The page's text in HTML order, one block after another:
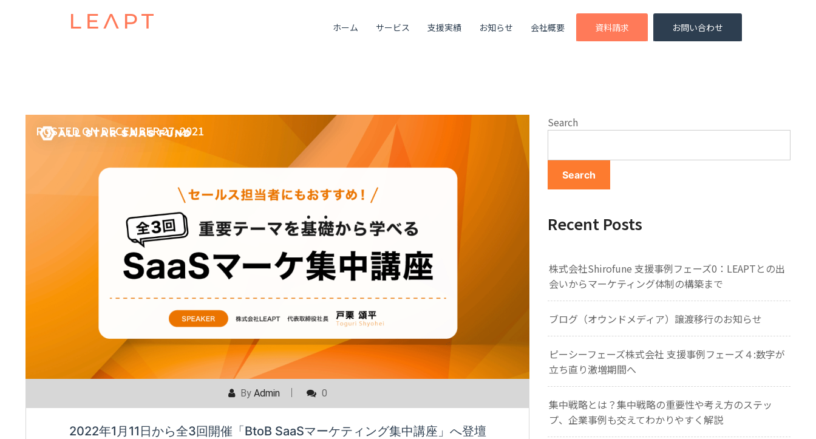
ホーム サービス 支援実績 お知らせ 会社概要 資料請求 お問い合わせ
POSTED ONDECEMBER 27, 2021
By Admin 0
2022年1月11日から全3回開催「BtoB SaaSマーケティング集中講座」へ登壇
Search
Search
Recent Posts
株式会社Shirofune 支援事例フェーズ0：LEAPTとの出
会いからマーケティング体制の構築まで
ブログ（オウンドメディア）譲渡移行のお知らせ
ピーシーフェーズ株式会社 支援事例フェーズ４:数字が
立ち直り激増期間へ
集中戦略とは？集中戦略の重要性や考え方のステッ
プ、企業事例も交えてわかりやすく解説